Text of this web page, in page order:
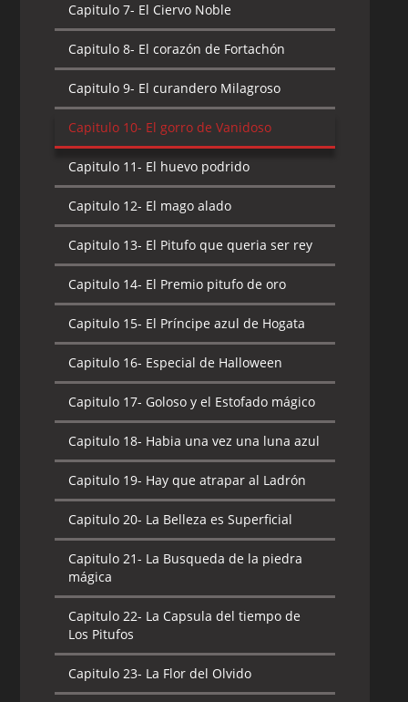
Capitulo 10-El Pitufo Refugiado
Capitulo 11-El pitufo robotín
Capitulo 12-El Rey Pitufo
Capitulo 13- Gargamel El Generoso
Capitulo 14- La abominable bestia de las
nieves
Capitulo 15-La Abso-Pitufiasombrosa
máquina
Capitulo 16- La fuente de la Pitufo-
Juventud
Capitulo 17-La Hechipituficera Hogata
Capitulo 18-La Mixtura amplificadora
Capitulo 19-La Pitufina
Capitulo 20-Las zapatillas de Pitufina
Capitulo 21-Los Comediantes
Capitulo 22-Los pitufos y el pájaro
Horripitufante
Capitulo 23-Los Pitufos y el Árbol de
dinero
Capitulo 24-Los poderes de Papá Pitufo
Capitulo 25-Paraiso Pitufo
Pitufo
Capitulo 20- Los Pitufos Celestiales
Capitulo 21- Los Tres Pitufos
Mosqueteros
Capitulo 22-
Pitufos Helados
Capitulo 23-
Capitulo 24- Pitufo Dormilón
Capitulo 7- El Ciervo Noble
Capitulo 8- El corazón de Fortachón
Capitulo 9- El curandero Milagroso
Capitulo 10- El gorro de Vanidoso
Capitulo 11- El huevo podrido
Capitulo 12- El mago alado
Capitulo 13- El Pitufo que queria ser rey
Capitulo 14- El Premio pitufo de oro
Capitulo 15- El Príncipe azul de Hogata
Capitulo 16- Especial de Halloween
Capitulo 17- Goloso y el Estofado mágico
Capitulo 18- Habia una vez una luna azul
Capitulo 19- Hay que atrapar al Ladrón
Capitulo 20- La Belleza es Superficial
Capitulo 21- La Busqueda de la piedra
mágica
Capitulo 22- La Capsula del tiempo de
Los Pitufos
Capitulo 23- La Flor del Olvido